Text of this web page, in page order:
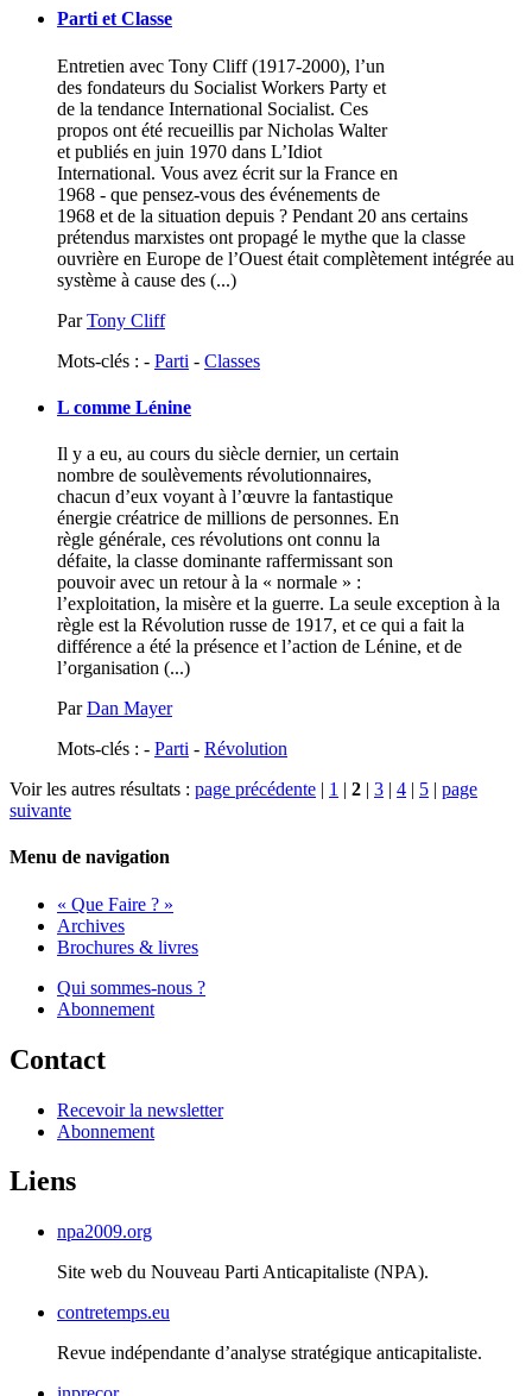
Parti et Classe
Entretien avec Tony Cliff (1917-2000), l’un
des fondateurs du Socialist Workers Party et
de la tendance International Socialist. Ces
propos ont été recueillis par Nicholas Walter
et publiés en juin 1970 dans L’Idiot
International. Vous avez écrit sur la France en
1968 - que pensez-vous des événements de
1968 et de la situation depuis ? Pendant 20 ans certains
prétendus marxistes ont propagé le mythe que la classe
ouvrière en Europe de l’Ouest était complètement intégrée au
système à cause des (...)
ParTony Cliff
Mots-clés : - Parti - Classes
L comme Lénine
Il y a eu, au cours du siècle dernier, un certain
nombre de soulèvements révolutionnaires,
chacun d’eux voyant à l’œuvre la fantastique
énergie créatrice de millions de personnes. En
règle générale, ces révolutions ont connu la
défaite, la classe dominante raffermissant son
pouvoir avec un retour à la « normale » :
l’exploitation, la misère et la guerre. La seule exception à la
règle est la Révolution russe de 1917, et ce qui a fait la
différence a été la présence et l’action de Lénine, et de
l’organisation (...)
ParDan Mayer
Mots-clés : - Parti - Révolution
Voir les autres résultats : page précédente | 1 | 2 | 3 | 4 | 5 | page
suivante
Menu de navigation
« Que Faire ? »
Archives
Brochures & livres
Qui sommes-nous ?
Abonnement
Contact
Recevoir la newsletter
Abonnement
Liens
npa2009.org
Site web du Nouveau Parti Anticapitaliste (NPA).
contretemps.eu
Revue indépendante d’analyse stratégique anticapitaliste.